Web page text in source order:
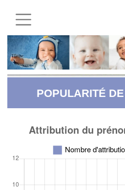
POPULARITÉ